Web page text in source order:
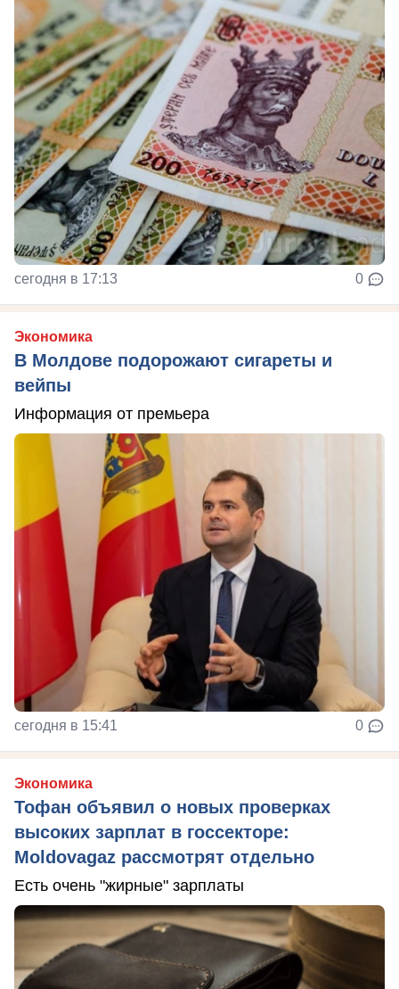
сегодня в 17:13 0
Экономика
В Молдове подорожают сигареты и
вейпы
Информация от премьера
сегодня в 15:41 0
Экономика
Тофан объявил о новых проверках
высоких зарплат в госсекторе:
Moldovagaz рассмотрят отдельно
Есть очень "жирные" зарплаты